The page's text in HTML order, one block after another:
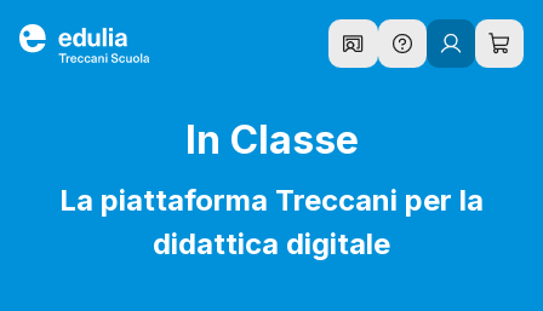
In Classe
La piattaforma Treccani per la
didattica digitale